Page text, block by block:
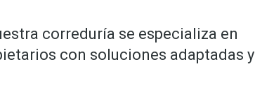
correduría se especializa en
con soluciones adaptadas y